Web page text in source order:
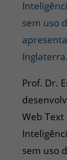
Prof. Dr.
Web Text
sem uso